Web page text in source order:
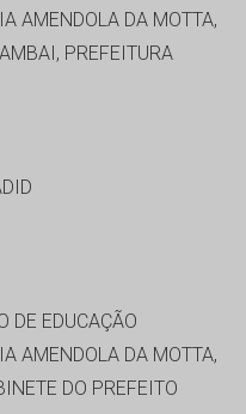
AMENDOLA DA MOTTA,
PREFEITURA
DE EDUCAÇÃO
AMENDOLA DA MOTTA,
DO PREFEITO